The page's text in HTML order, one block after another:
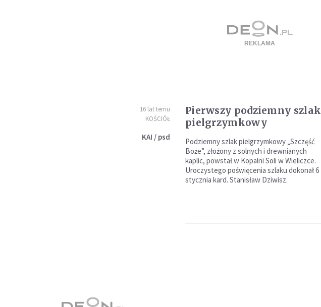
16 lat temu
KOŚCIÓŁ
KAI / psd
Pierwszy podziemny szlak
pielgrzymkowy
Podziemny szlak pielgrzymkowy „Szczęść
Boże”, złożony z solnych i drewnianych
kaplic, powstał w Kopalni Soli w Wieliczce.
Uroczystego poświęcenia szlaku dokonał 6
stycznia kard. Stanisław Dziwisz.